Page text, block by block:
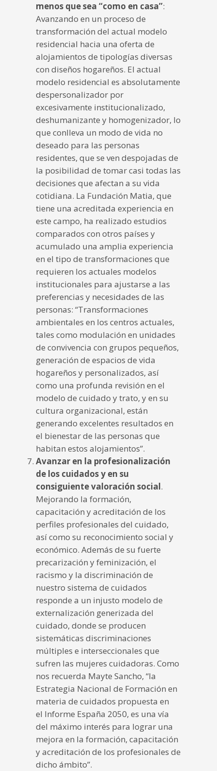
menos que sea “como en casa”:
Avanzando en un proceso de
transformación del actual modelo
residencial hacia una oferta de
alojamientos de tipologías diversas
con diseños hogareños. El actual
modelo residencial es absolutamente
despersonalizador por
excesivamente institucionalizado,
deshumanizante y homogenizador, lo
que conlleva un modo de vida no
deseado para las personas
residentes, que se ven despojadas de
la posibilidad de tomar casi todas las
decisiones que afectan a su vida
cotidiana. La Fundación Matia, que
tiene una acreditada experiencia en
este campo, ha realizado estudios
comparados con otros países y
acumulado una amplia experiencia
en el tipo de transformaciones que
requieren los actuales modelos
institucionales para ajustarse a las
preferencias y necesidades de las
personas: “Transformaciones
ambientales en los centros actuales,
tales como modulación en unidades
de convivencia con grupos pequeños,
generación de espacios de vida
hogareños y personalizados, así
como una profunda revisión en el
modelo de cuidado y trato, y en su
cultura organizacional, están
generando excelentes resultados en
el bienestar de las personas que
habitan estos alojamientos”.
Avanzar en la profesionalización
de los cuidados y en su
consiguiente valoración social.
Mejorando la formación,
capacitación y acreditación de los
perfiles profesionales del cuidado,
así como su reconocimiento social y
económico. Además de su fuerte
precarización y feminización, el
racismo y la discriminación de
nuestro sistema de cuidados
responde a un injusto modelo de
externalización generizada del
cuidado, donde se producen
sistemáticas discriminaciones
múltiples e interseccionales que
sufren las mujeres cuidadoras. Como
nos recuerda Mayte Sancho, “la
Estrategia Nacional de Formación en
materia de cuidados propuesta en
el Informe España 2050, es una vía
del máximo interés para lograr una
mejora en la formación, capacitación
y acreditación de los profesionales de
dicho ámbito”.